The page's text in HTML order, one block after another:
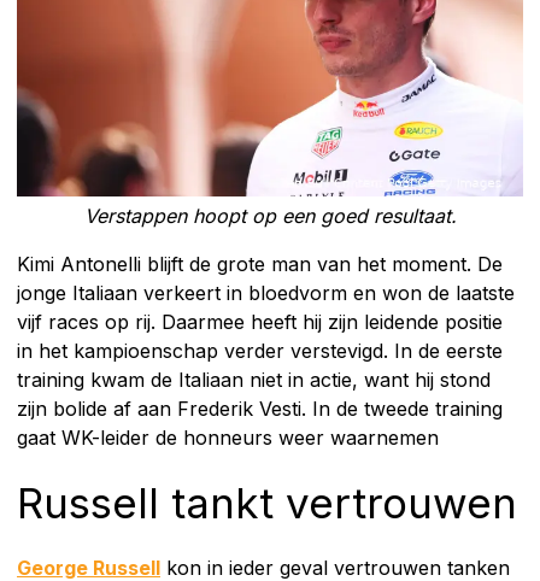
Verstappen hoopt op een goed resultaat.
Kimi Antonelli blijft de grote man van het moment. De
jonge Italiaan verkeert in bloedvorm en won de laatste
vijf races op rij. Daarmee heeft hij zijn leidende positie
in het kampioenschap verder verstevigd. In de eerste
training kwam de Italiaan niet in actie, want hij stond
zijn bolide af aan Frederik Vesti. In de tweede training
gaat WK-leider de honneurs weer waarnemen
Russell tankt vertrouwen
George Russell kon in ieder geval vertrouwen tanken